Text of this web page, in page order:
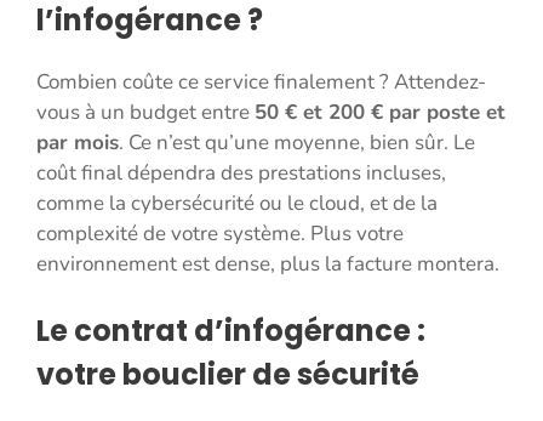
l’infogérance ?
Combien coûte ce service finalement ? Attendez-
vous à un budget entre 50 € et 200 € par poste et
par mois. Ce n’est qu’une moyenne, bien sûr. Le
coût final dépendra des prestations incluses,
comme la cybersécurité ou le cloud, et de la
complexité de votre système. Plus votre
environnement est dense, plus la facture montera.
Le contrat d’infogérance :
votre bouclier de sécurité